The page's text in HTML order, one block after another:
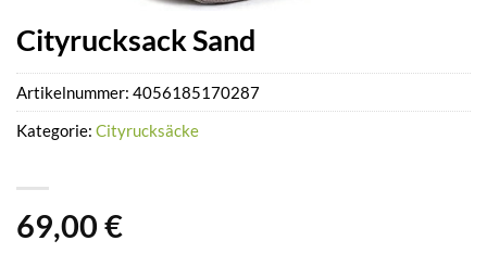
Cityrucksack Sand
69,00 €
Artikelnummer: 4056185170287
Kategorie: Cityrucksäcke